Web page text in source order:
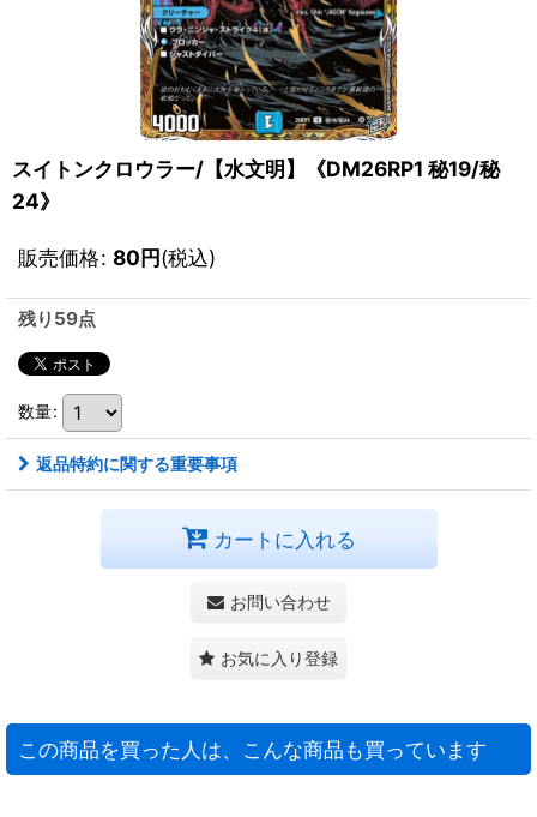
スイトンクロウラー/【水文明】《DM26RP1 秘19/秘
24》
販売価格: 80円(税込)
残り59点
数量:
返品特約に関する重要事項
カートに入れる
お問い合わせ
お気に入り登録
この商品を買った人は、こんな商品も買っています